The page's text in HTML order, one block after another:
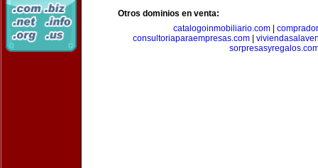
Otros dominios en venta:
catalogoinmobiliario.com|
consultoriaparaempresas.com|